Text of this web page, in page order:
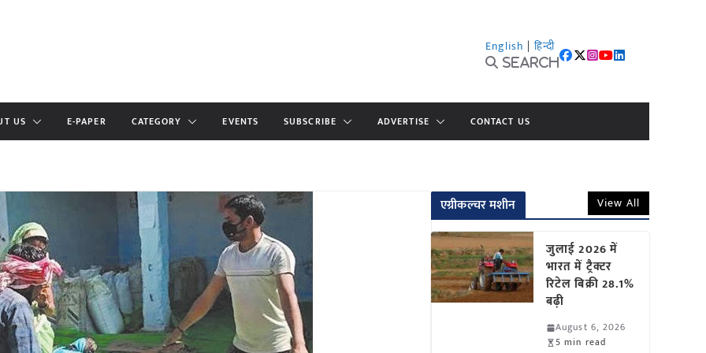
English | हिन्दी
Search
US E-PAPER CATEGORY EVENTS SUBSCRIBE ADVERTISE CONTACT US
एग्रीकल्चर मशीन View All
जुलाई 2026 में
भारत में ट्रैक्टर
रिटेल बिक्री 28.1%
बढ़ी
August 6, 2026
5 min read